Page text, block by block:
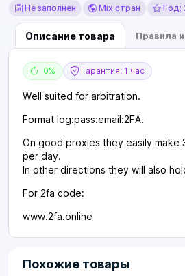
Не заполнен
Mix стран Год:
Описание товара Правила
0% Гарантия: 1 час
Well suited for arbitration.
Format log:pass:email:2FA.
On good proxies they easily make
per day.
In other directions they will also
For 2fa code:
www.2fa.online
Похожие товары